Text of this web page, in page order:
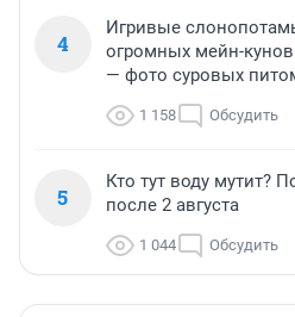
4
Игривые
огромных мейн-
— фото суровых
1 158 Обсудить
5
Кто тут воду мутит?
после 2 августа
1 044 Обсудить